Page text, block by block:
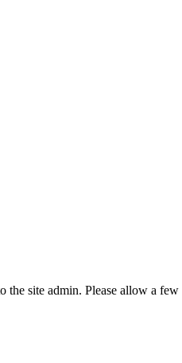
site admin. Please allow a